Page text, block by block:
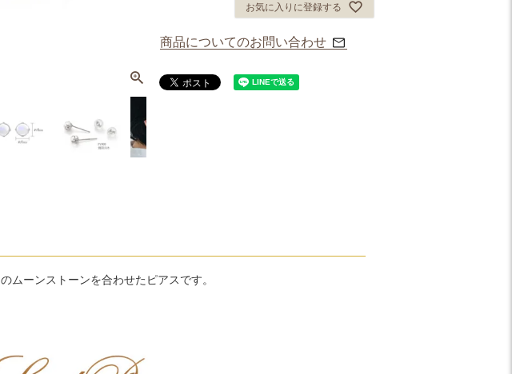
お気に入りに登録する
商品についてのお問い合わせ
ムーンストーンを合わせたピアスです。